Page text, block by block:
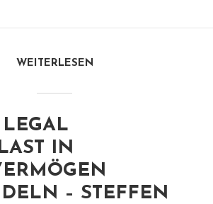
WEITERLESEN
IN
– STEFFEN